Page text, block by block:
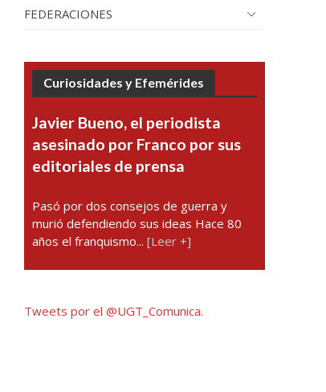
FEDERACIONES
Curiosidades y Efemérides
Javier Bueno, el periodista
asesinado por Franco por sus
editoriales de prensa
Pasó por dos consejos de guerra y
murió defendiendo sus ideas Hace 80
años el franquismo...[Leer +]
Tweets por el @UGT_Comunica.